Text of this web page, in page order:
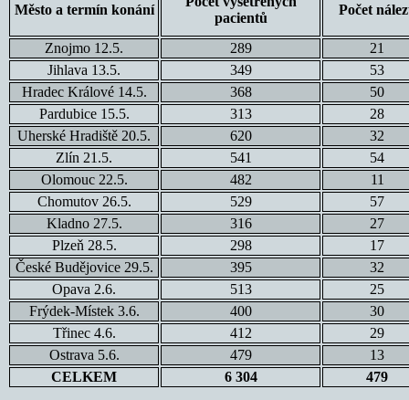
Město a termín konání
pacientů
Počet
Znojmo 12.5. 289
21
Jihlava 13.5.
349
53
Hradec Králové 14.5.
368
50
Pardubice 15.5.
313
28
Uherské Hradiště 20.5.
620
32
Zlín 21.5.
541
54
Olomouc 22.5.
482
11
Chomutov 26.5.
529
57
Kladno 27.5.
316
27
Plzeň 28.5.
298
17
České Budějovice 29.5.
395
32
Opava 2.6.
513
25
Frýdek-Místek 3.6.
400
30
Třinec 4.6.
412
29
Ostrava 5.6.
479
13
CELKEM
6 304 479